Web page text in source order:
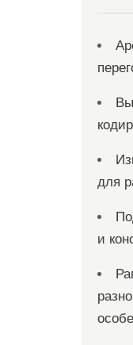
для
и